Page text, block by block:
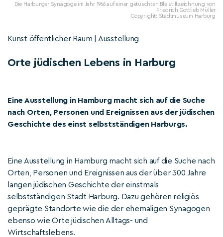
Die Harburger Synagoge im Jahr 1966 auf einer getuschten Bleistiftzeichnung von
Friedrich Gottlieb Müller
Copyright: Stadtmuseum Harburg
Kunst öffentlicher Raum | Ausstellung
Orte jüdischen Lebens in Harburg
Eine Ausstellung in Hamburg macht sich auf die Suche
nach Orten, Personen und Ereignissen aus der jüdischen
Geschichte des einst selbstständigen Harburgs.
Eine Ausstellung in Hamburg macht sich auf die Suche nach
Orten, Personen und Ereignissen aus der über 300 Jahre
langen jüdischen Geschichte der einstmals
selbstständigen Stadt Harburg. Dazu gehören religiös
geprägte Standorte wie die der ehemaligen Synagogen
ebenso wie Orte jüdischen Alltags- und
Wirtschaftslebens.